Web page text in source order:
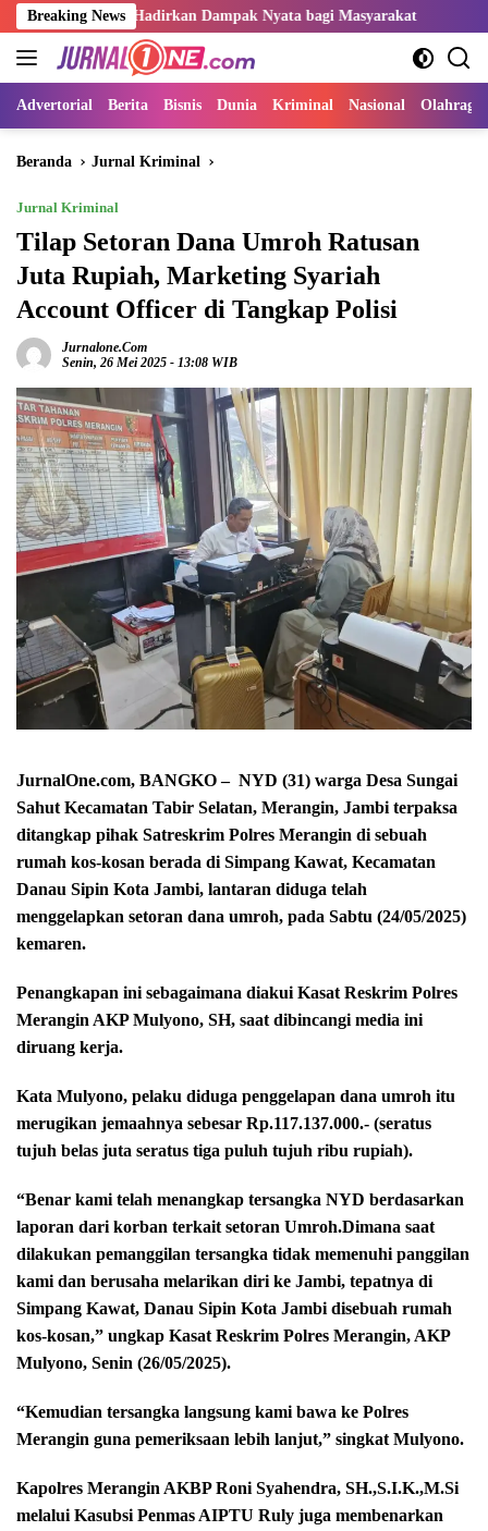
Langsung
ke
konten
Breaking News
Hadirkan Dampak Nyata bagi Masyarakat Sangat Perlu
Advertorial Berita Bisnis Dunia Kriminal Nasional Olahraga
Beranda Jurnal Kriminal
Jurnal Kriminal
Tilap Setoran Dana Umroh Ratusan
Juta Rupiah, Marketing Syariah
Account Officer di Tangkap Polisi
Jurnalone.com
Senin, 26 Mei 2025 - 13:08 WIB
JurnalOne.com, BANGKO – NYD (31) warga Desa Sungai
Sahut Kecamatan Tabir Selatan, Merangin, Jambi terpaksa
ditangkap pihak Satreskrim Polres Merangin di sebuah
rumah kos-kosan berada di Simpang Kawat, Kecamatan
Danau Sipin Kota Jambi, lantaran diduga telah
menggelapkan setoran dana umroh, pada Sabtu (24/05/2025)
kemaren.
Penangkapan ini sebagaimana diakui Kasat Reskrim Polres
Merangin AKP Mulyono, SH, saat dibincangi media ini
diruang kerja.
Kata Mulyono, pelaku diduga penggelapan dana umroh itu
merugikan jemaahnya sebesar Rp.117.137.000.- (seratus
tujuh belas juta seratus tiga puluh tujuh ribu rupiah).
“Benar kami telah menangkap tersangka NYD berdasarkan
laporan dari korban terkait setoran Umroh.Dimana saat
dilakukan pemanggilan tersangka tidak memenuhi panggilan
kami dan berusaha melarikan diri ke Jambi, tepatnya di
Simpang Kawat, Danau Sipin Kota Jambi disebuah rumah
kos-kosan,” ungkap Kasat Reskrim Polres Merangin, AKP
Mulyono, Senin (26/05/2025).
“Kemudian tersangka langsung kami bawa ke Polres
Merangin guna pemeriksaan lebih lanjut,” singkat Mulyono.
Kapolres Merangin AKBP Roni Syahendra, SH.,S.I.K.,M.Si
melalui Kasubsi Penmas AIPTU Ruly juga membenarkan